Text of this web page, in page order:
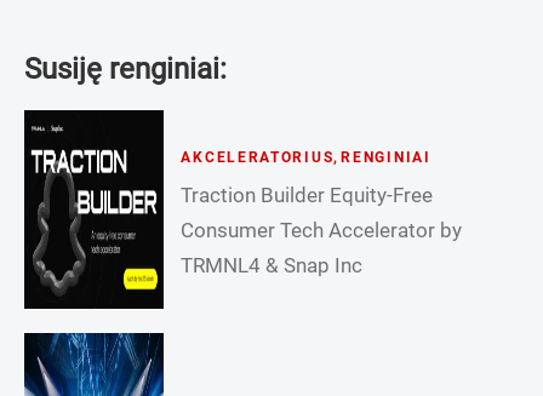
Susiję renginiai:
AKCELERATORIUS,RENGINIAI
Traction Builder Equity-Free
Consumer Tech Accelerator by
TRMNL4 & Snap Inc